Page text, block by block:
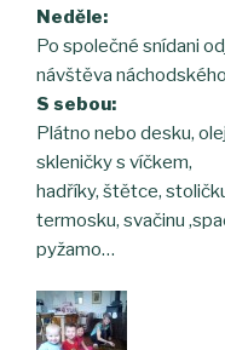
Neděle:
Po společné snídani
návštěva
S sebou:
Plátno nebo desku,
skleničky s víčkem,
hadříky, štětce,
termosku, svačinu
pyžamo…